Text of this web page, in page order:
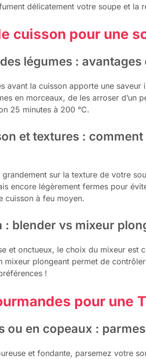
délicatement votre soupe et la
cuisson pour une
légumes : avantages
avant la cuisson apporte une saveur
en morceaux, de les arroser d’un
25 minutes à 200 °C.
et textures :
sur la texture de votre
encore légèrement fermes pour
cuisson à feu moyen.
: blender vs mixeur
et onctueux, le choix du mixeur est
mixeur plongeant permet de
!
pour une
ou en copeaux :
et fondante, parsemez votre